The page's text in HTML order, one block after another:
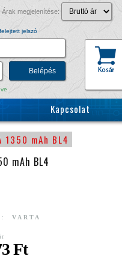
Árak megjelenítése:
jelszó
Kapcsolat
1350 mAh BL4
mAh BL4
VARTA
Ft